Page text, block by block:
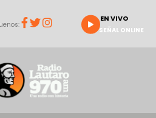
EN VIVO
SEÑAL ONLINE